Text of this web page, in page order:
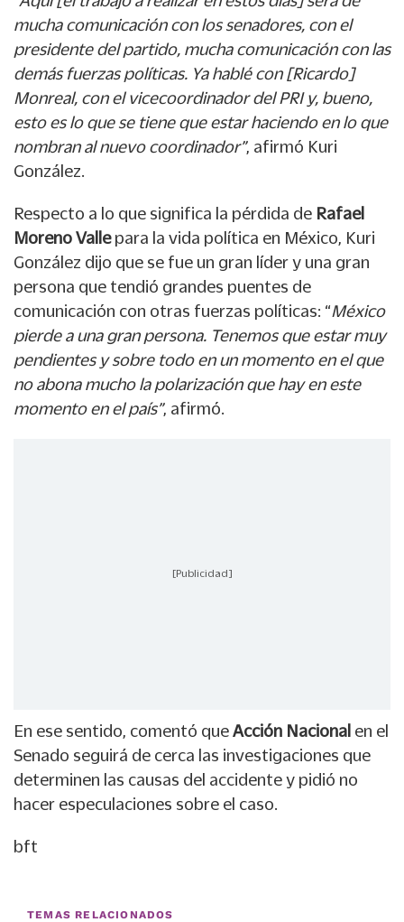
mucha comunicación con los senadores, con el
presidente del partido, mucha comunicación con las
demás fuerzas políticas. Ya hablé con [Ricardo]
Monreal, con el vicecoordinador del PRI y, bueno,
esto es lo que se tiene que estar haciendo en lo que
nombran al nuevo coordinador”, afirmó Kuri
González.
Respecto a lo que significa la pérdida de Rafael
Moreno Vallepara la vida política en México, Kuri
González dijo que se fue un gran líder y una gran
persona que tendió grandes puentes de
comunicación con otras fuerzas políticas: “México
pierde a una gran persona. Tenemos que estar muy
pendientes y sobre todo en un momento en el que
no abona mucho la polarización que hay en este
momento en el país”, afirmó.
[Publicidad]
En ese sentido, comentó que Acción Nacional en el
Senado seguirá de cerca las investigaciones que
determinen las causas del accidente y pidió no
hacer especulaciones sobre el caso.
bft
TEMAS RELACIONADOS